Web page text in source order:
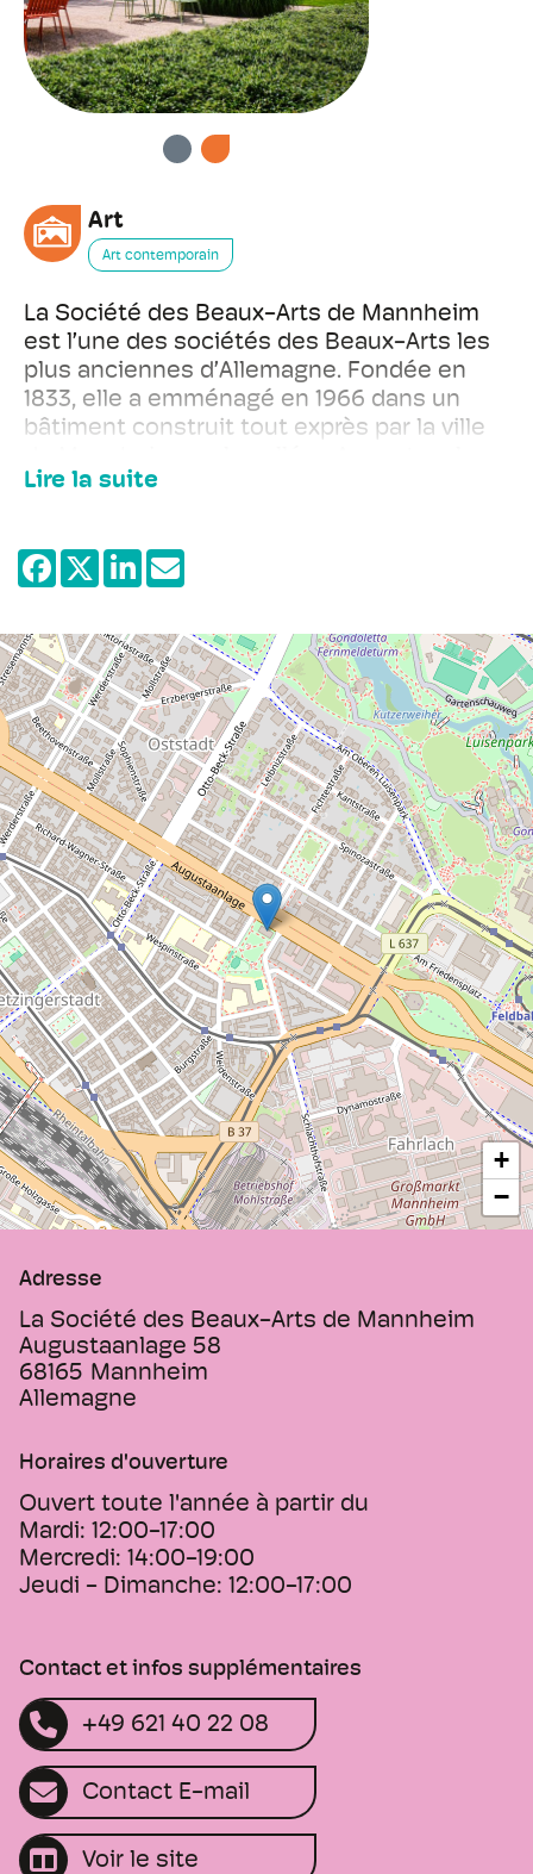
PRÉCÉDENT
SUIVANT
Art
Art contemporain
La Société des Beaux-Arts de Mannheim
est l’une des sociétés des Beaux-Arts les
plus anciennes d’Allemagne. Fondée en
1833, elle a emménagé en 1966 dans un
bâtiment construit tout exprès par la ville
Cet édifice remarquable a été conçu par
comprend un espace d’exposition de 450
m2, un « jardin de sculptures » ainsi que le
Le programme des expositions comprend
essentiellement de l’art contemporain de
tous les domaines et de toutes tendances,
auquel s’ajoutent des expositions des
formes d’art établies ainsi que des
expositions temporaires donnant lieu à des
conférences et des visites guidées, ces
dernières même dans le langage des
signes.
Avec ses 700 adhérents, la Société des
Beaux-Arts de Mannheim est actuellement
l’organe de diffusion de la culture le plus
ancien de Mannheim.
Lire la suite
+
−
Adresse
La Société des Beaux-Arts de Mannheim
Augustaanlage 58
68165 Mannheim
Allemagne
Horaires d'ouverture
Ouvert toute l'année à partir du
Mardi: 12:00-17:00
Mercredi: 14:00-19:00
Jeudi - Dimanche: 12:00-17:00
Contact et infos supplémentaires
+49 621 40 22 08
Contact E-mail
Voir le site